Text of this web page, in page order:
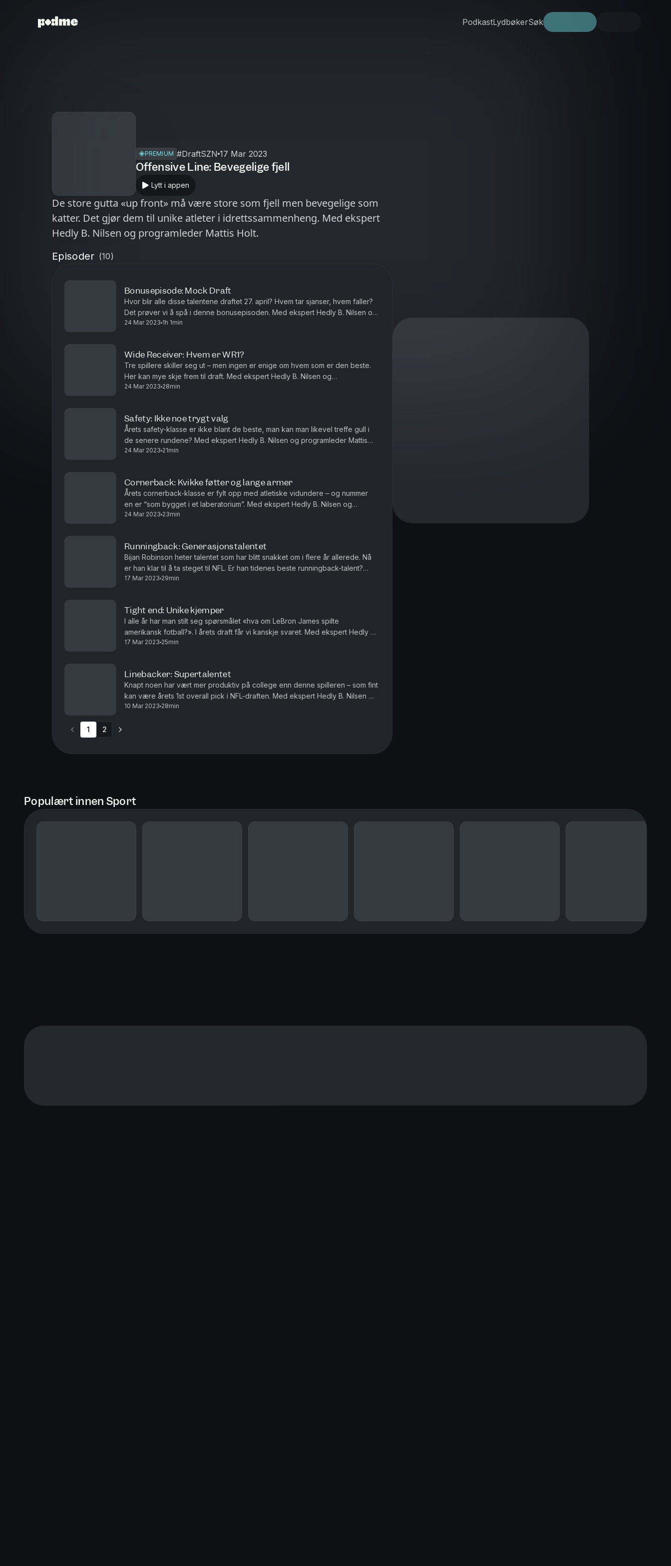
PodkastLydbøkerSøk
PREMIUM #DraftSZN 17 Mar 2023
Offensive Line: Bevegelige fjell
Lytt i appen
De store gutta «up front» må være store som fjell men bevegelige som
katter. Det gjør dem til unike atleter i idrettssammenheng. Med ekspert
Hedly B. Nilsen og programleder Mattis Holt.
Episoder (10)
Bonusepisode: Mock Draft
Hvor blir alle disse talentene draftet 27. april? Hvem tar sjanser, hvem faller?
Det prøver vi å spå i denne bonusepisoden. Med ekspert Hedly B. Nilsen og
programleder Mattis Holt.
24 Mar 2023 1h 1min
Wide Receiver: Hvem er WR1?
Tre spillere skiller seg ut – men ingen er enige om hvem som er den beste.
Her kan mye skje frem til draft. Med ekspert Hedly B. Nilsen og
programleder Mattis Holt.
24 Mar 2023 28min
Safety: Ikke noe trygt valg
Årets safety-klasse er ikke blant de beste, man kan man likevel treffe gull i
de senere rundene? Med ekspert Hedly B. Nilsen og programleder Mattis
Holt.
24 Mar 2023 21min
Cornerback: Kvikke føtter og lange armer
Årets cornerback-klasse er fylt opp med atletiske vidundere – og nummer
en er “som bygget i et laberatorium”. Med ekspert Hedly B. Nilsen og
programleder Mattis Holt.
24 Mar 2023 23min
Runningback: Generasjonstalentet
Bijan Robinson heter talentet som har blitt snakket om i flere år allerede. Nå
er han klar til å ta steget til NFL. Er han tidenes beste runningback-talent?
Med ekspert Hedly B. Nilsen og programleder...
17 Mar 2023 29min
Tight end: Unike kjemper
I alle år har man stilt seg spørsmålet «hva om LeBron James spilte
amerikansk fotball?». I årets draft får vi kanskje svaret. Med ekspert Hedly B.
Nilsen og programleder Mattis Holt.
17 Mar 2023 25min
Linebacker: Supertalentet
Knapt noen har vært mer produktiv på college enn denne spilleren – som fint
kan være årets 1st overall pick i NFL-draften. Med ekspert Hedly B. Nilsen og
programleder Mattis Holt.
10 Mar 2023 28min
1 2
Populært innen Sport